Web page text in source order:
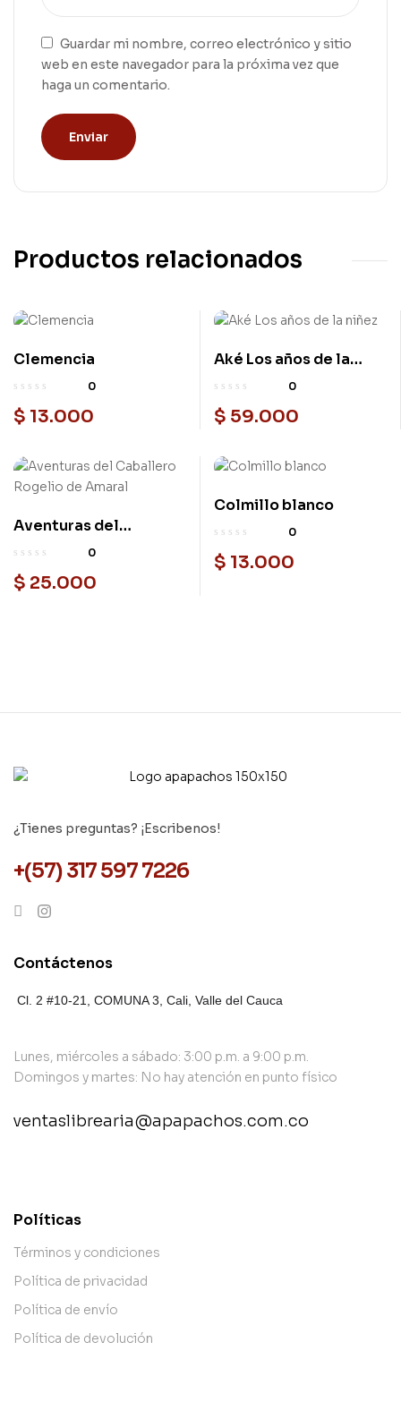
Guardar mi nombre, correo electrónico y sitio
web en este navegador para la próxima vez que
haga un comentario.
Productos relacionados
Clemencia
0
$ 13.000
Aké Los años de la
niñez
0
$ 59.000
Aventuras del
Caballero Rogelio de
Amaral
0
$ 25.000
Colmillo blanco
0
$ 13.000
¿Tienes preguntas? ¡Escribenos!
+(57) 317 597 7226
Contáctenos
Cl. 2 #10-21, COMUNA 3, Cali, Valle del Cauca
Lunes, miércoles a sábado: 3:00 p.m. a 9:00 p.m.
Domingos y martes: No hay atención en punto físico
ventaslibrearia@apapachos.com.co
Políticas
Términos y condiciones
Política de privacidad
Política de envío
Política de devolución